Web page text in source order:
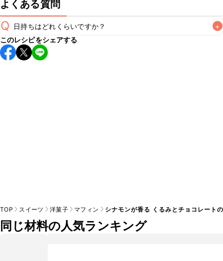
よくある質問
Q 日持ちはどれくらいですか？ +
保存期間は常温で2~3日が目安です。なるべくお早めにお召
し上がりください。
このレシピをシェアする
TOP スイーツ 洋菓子 マフィン シナモンが香る くるみとチョコレート
同じ材料の人気ランキング